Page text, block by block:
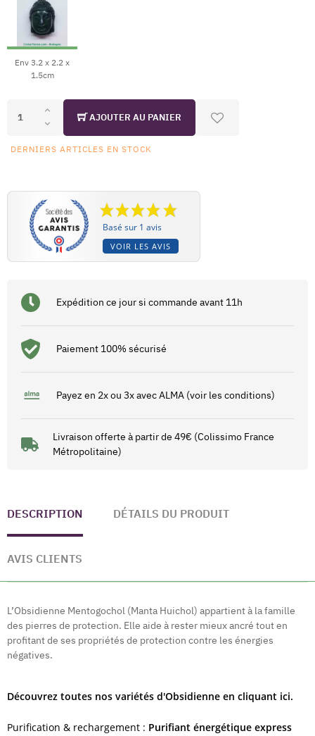
Env 3.2 x 2.2 x
1.5cm
AJOUTER AU PANIER
DERNIERS ARTICLES EN STOCK
Basé sur 1 avis
VOIR LES AVIS
Expédition ce jour si commande avant 11h
Paiement 100% sécurisé
Payez en 2x ou 3x avec ALMA (voir les conditions)
Livraison offerte à partir de 49€ (Colissimo France
Métropolitaine)
DESCRIPTION DÉTAILS DU PRODUIT
AVIS CLIENTS
L’Obsidienne Mentogochol (Manta Huichol) appartient à la famille
des pierres de protection. Elle aide à rester mieux ancré tout en
profitant de ses propriétés de protection contre les énergies
négatives.
Découvrez toutes nos variétés d'Obsidienne en cliquant ici.
Purification & rechargement : Purifiant énergétique express